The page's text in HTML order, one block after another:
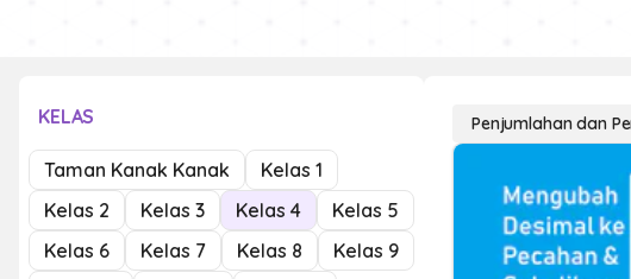
KELAS
Taman Kanak Kanak
Kelas 1
Kelas 2
Kelas 3 Kelas 4
Kelas 5
Kelas 6
Kelas 7 Kelas 8
Kelas 9
Penjumlahan dan